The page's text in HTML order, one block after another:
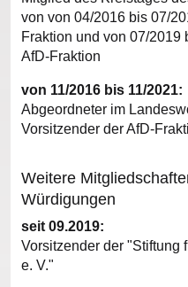
von von 04/2016 bis 07/
Fraktion und von 07/2019
AfD-Fraktion
von 11/2016 bis 11/2021:
Abgeordneter im
Vorsitzender der AfD-
Weitere
Würdigungen
seit 09.2019:
Vorsitzender der "Stiftung
e. V."